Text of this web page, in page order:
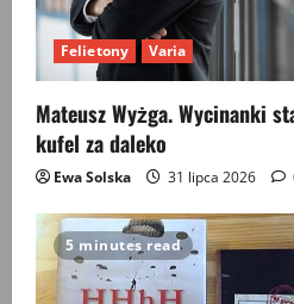
Felietony Varia
Mateusz Wyżga. Wycinanki
kufel za daleko
Ewa Solska 31 lipca 2026
5 minutes read